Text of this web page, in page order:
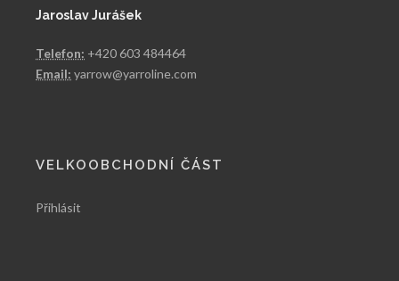
Jaroslav Jurášek
Telefon: +420 603 484464
Email: yarrow@yarroline.com
VELKOOBCHODNÍ ČÁST
Přihlásit